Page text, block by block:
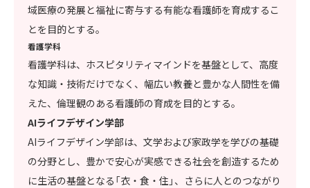
域医療の発展と福祉に寄与する有能な看護師を育成するこ
とを目的とする。
看護学科
看護学科は、ホスピタリティマインドを基盤として、高度
な知識・技術だけでなく、幅広い教養と豊かな人間性を備
えた、倫理観のある看護師の育成を目的とする。
AIライフデザイン学部
AIライフデザイン学部は、文学および家政学を学びの基礎
の分野とし、豊かで安心が実感できる社会を創造するため
に生活の基盤となる「衣・食・住」、さらに人とのつながり